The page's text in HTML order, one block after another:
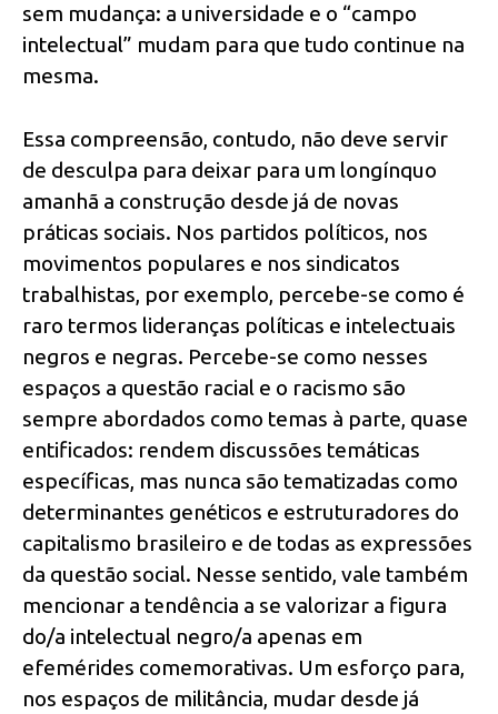
sem mudança: a universidade e o “campo
intelectual” mudam para que tudo continue na
mesma.
Essa compreensão, contudo, não deve servir
de desculpa para deixar para um longínquo
amanhã a construção desde já de novas
práticas sociais. Nos partidos políticos, nos
movimentos populares e nos sindicatos
trabalhistas, por exemplo, percebe-se como é
raro termos lideranças políticas e intelectuais
negros e negras. Percebe-se como nesses
espaços a questão racial e o racismo são
sempre abordados como temas à parte, quase
entificados: rendem discussões temáticas
específicas, mas nunca são tematizadas como
determinantes genéticos e estruturadores do
capitalismo brasileiro e de todas as expressões
da questão social. Nesse sentido, vale também
mencionar a tendência a se valorizar a figura
do/a intelectual negro/a apenas em
efemérides comemorativas. Um esforço para,
nos espaços de militância, mudar desde já